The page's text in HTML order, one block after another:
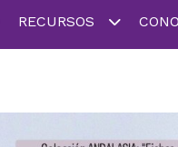
RECURSOS